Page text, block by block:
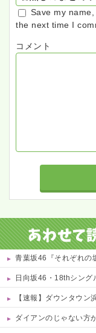
Save my
the next time I
コメント
青葉坂46『それぞれの坂道
日向坂46・18thシング
【速報】ダウンタウ
ダイアンのじゃない方が